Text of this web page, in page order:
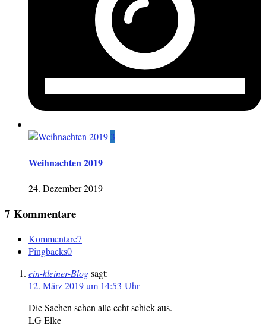
3
Weihnachten 2019
24. Dezember 2019
7 Kommentare
Kommentare7
Pingbacks0
ein-kleiner-Blogsagt:
12. März 2019 um 14:53 Uhr
Die Sachen sehen alle echt schick aus.
LG Elke